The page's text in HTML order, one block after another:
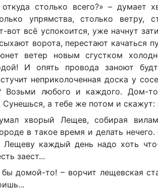
столько всего?» – думает
упрямства, столько ветру,
вот всё успокоится, уже начнут
ворота, перестают качаться
ветер новым сгустком
И опять провода заноют
неприколоченная доска у
Возьми любого и каждого. Дом-
Сунешься, а тебе же потом и скажут:
хворый Лещев, собирая
в такое время и делать
каждый день надо хоть
заест...
домой-то! – ворчит лещевская